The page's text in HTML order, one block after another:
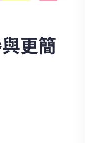
更簡